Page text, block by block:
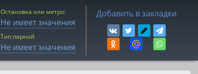
Остановка или метро:
Не имеет значения
Тип парной
Не имеет значения
Добавить в закладки